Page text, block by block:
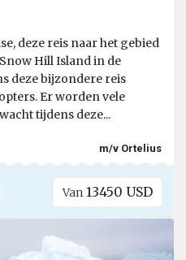
deze reis naar het gebied
Hill Island in de
deze bijzondere reis
Er worden vele
tijdens deze...
m/v Ortelius
Van 13450 USD